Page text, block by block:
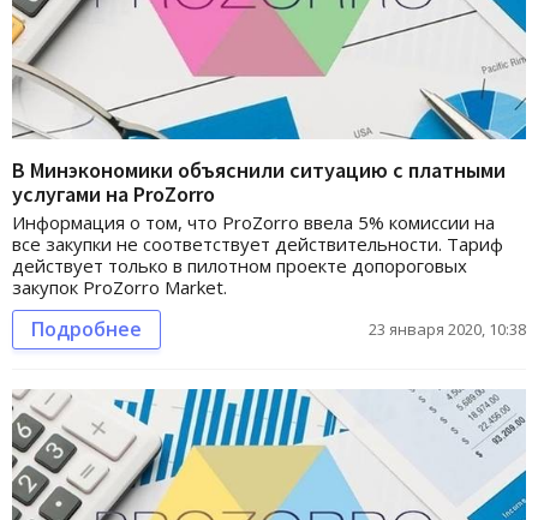
В Минэкономики объяснили ситуацию с платными
услугами на ProZorro
Информация о том, что ProZorro ввела 5% комиссии на
все закупки не соответствует действительности. Тариф
действует только в пилотном проекте допороговых
закупок ProZorro Market.
Подробнее 23 января 2020, 10:38